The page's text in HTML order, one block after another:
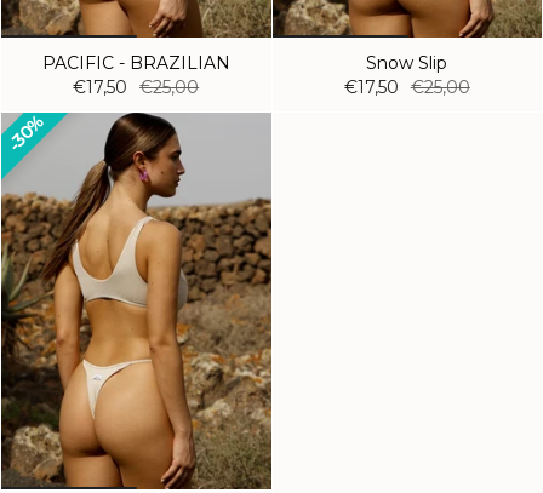
PACIFIC - BRAZILIAN
€17,50
€25,00
Snow Slip
€17,50 €25,00
30%Iscriviti per entrare a far parte
della nostra community Sontèn
e ricevere sconti e promozioni
dedicate 💕
Spedizioni in 48h
name
Compleanno
ISCRIVITI ORA